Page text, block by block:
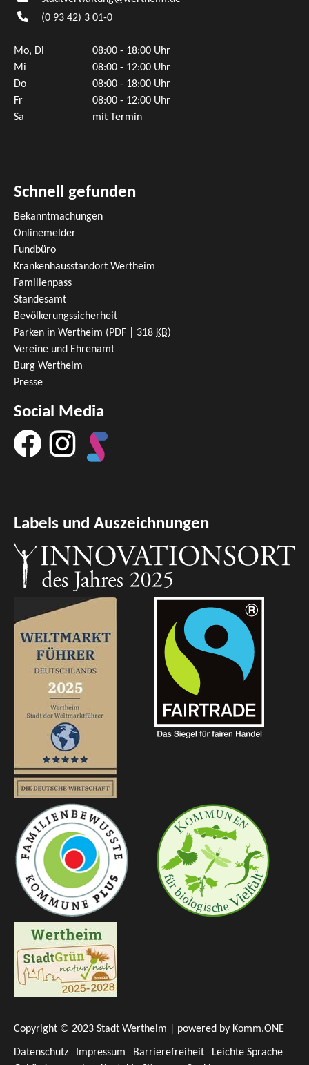
(0 93 42) 3 01-0
Mo, Di
08:00 - 18:00 Uhr
Mi
08:00 - 12:00 Uhr
Do
08:00 - 18:00 Uhr
Fr
08:00 - 12:00 Uhr
Sa
mit Termin
Schnell gefunden
Bekanntmachungen
Onlinemelder
Fundbüro
Krankenhausstandort Wertheim
Familienpass
Standesamt
Bevölkerungssicherheit
Parken in Wertheim (PDF | 318 KB)
Vereine und Ehrenamt
Burg Wertheim
Presse
Social Media
Labels und Auszeichnungen
Copyright © 2023 Stadt Wertheim | powered by Komm.ONE
Datenschutz Impressum Barrierefreiheit
Leichte Sprache